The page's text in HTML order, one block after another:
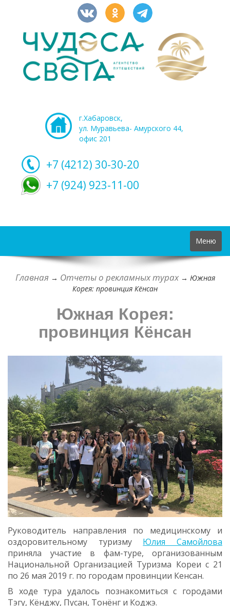
г.Хабаровск,
ул. Муравьева- Амурского 44,
офис 201
+7 (4212) 30-30-20
+7 (924) 923-11-00
Toggle
navigation
Меню
Главная→ Отчеты о рекламных турах→ Южная
Корея: провинция Кёнсан
Южная Корея:
провинция Кёнсан
Руководитель направления по медицинскому и
оздоровительному туризму Юлия Самойлова
приняла участие в фам-туре, организованным
Национальной Организацией Туризма Кореи с 21
по 26 мая 2019 г. по городам провинции Кенсан.
В ходе тура удалось познакомиться с городами
Тэгу, Кёнджу, Пусан, Тонёнг и Коджэ.